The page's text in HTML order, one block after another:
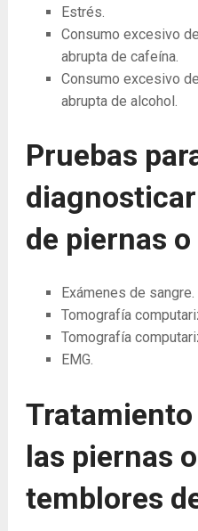
Estrés.
Consumo excesivo
abrupta de cafeína.
Consumo excesivo
abrupta de alcohol.
Pruebas
de piernas
Exámenes de sangre.
Tomografía
Tomografía
EMG.
las piernas
temblores